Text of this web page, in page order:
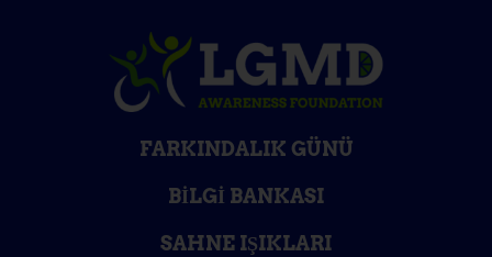
FARKINDALIK GÜNÜ
BILGI BANKASI
SAHNE IŞIKLARI